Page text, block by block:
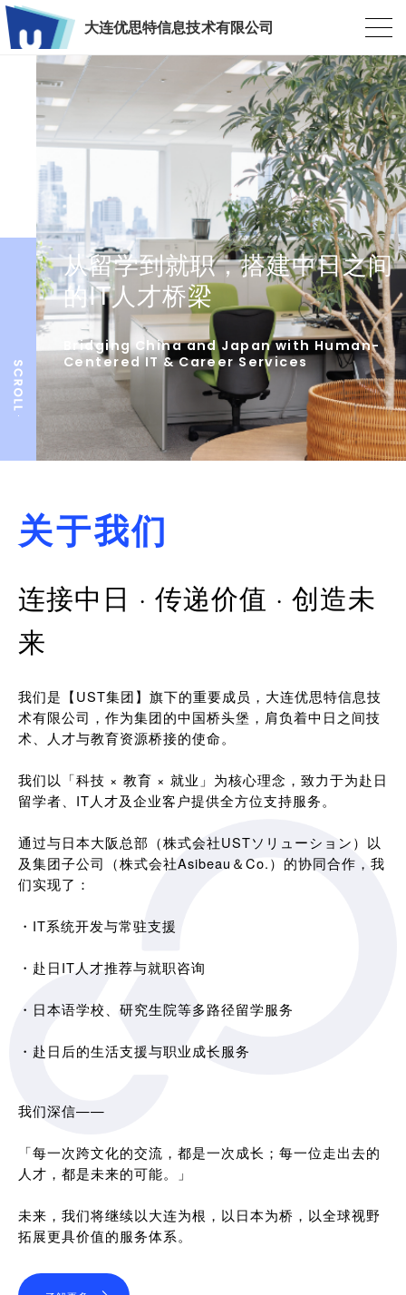
大连优思特信息技术有限公司
从留学到就职，搭建中日之间
的IT人才桥梁
Bridging China and Japan with Human-
Centered IT & Career Services
关于我们
连接中日 · 传递价值 · 创造未
来
我们是【UST集团】旗下的重要成员，大连优思特信息技
术有限公司，作为集团的中国桥头堡，肩负着中日之间技
术、人才与教育资源桥接的使命。
我们以「科技 × 教育 × 就业」为核心理念，致力于为赴日
留学者、IT人才及企业客户提供全方位支持服务。
通过与日本大阪总部（株式会社USTソリューション）以
及集团子公司（株式会社Asibeau＆Co.）的协同合作，我
们实现了：
・IT系统开发与常驻支援
・赴日IT人才推荐与就职咨询
・日本语学校、研究生院等多路径留学服务
・赴日后的生活支援与职业成长服务
我们深信——
「每一次跨文化的交流，都是一次成长；每一位走出去的
人才，都是未来的可能。」
未来，我们将继续以大连为根，以日本为桥，以全球视野
拓展更具价值的服务体系。